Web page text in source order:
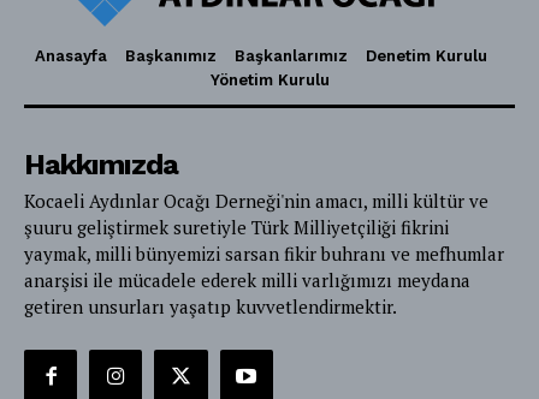
Anasayfa Başkanımız Başkanlarımız
Denetim Kurulu
Yönetim Kurulu
Hakkımızda
Kocaeli Aydınlar Ocağı Derneği'nin amacı, milli kültür ve
şuuru geliştirmek suretiyle Türk Milliyetçiliği fikrini
yaymak, milli bünyemizi sarsan fikir buhranı ve mefhumlar
anarşisi ile mücadele ederek milli varlığımızı meydana
getiren unsurları yaşatıp kuvvetlendirmektir.